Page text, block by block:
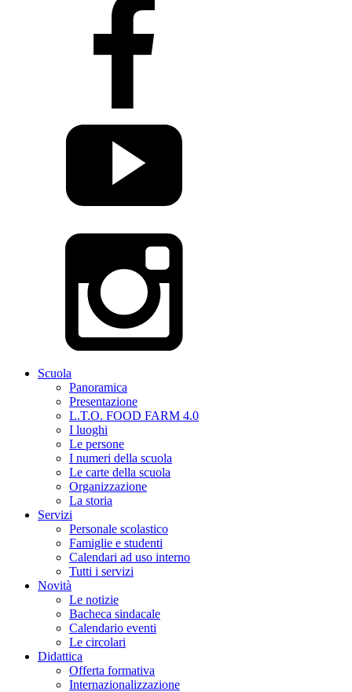
Scuola
Panoramica
Presentazione
L.T.O. FOOD FARM 4.0
I luoghi
Le persone
I numeri della scuola
Le carte della scuola
Organizzazione
La storia
Servizi
Personale scolastico
Famiglie e studenti
Calendari ad uso interno
Tutti i servizi
Novità
Le notizie
Bacheca sindacale
Calendario eventi
Le circolari
Didattica
Offerta formativa
Internazionalizzazione